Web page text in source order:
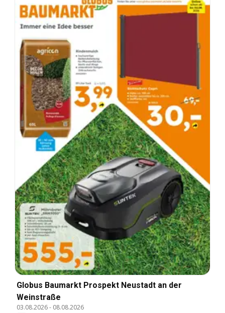
Globus Baumarkt Prospekt Neustadt an der
Weinstraße
03.08.2026- 08.08.2026